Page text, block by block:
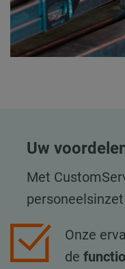
Uw
Met
Onze
de